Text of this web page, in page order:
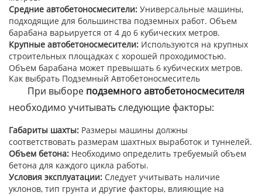
Средние автобетоносмесители: Универсальные машины,
подходящие для большинства подземных работ. Объем
барабана варьируется от 4 до 6 кубических метров.
Крупные автобетоносмесители: Используются на крупных
строительных площадках с хорошей проходимостью.
Объем барабана может превышать 6 кубических метров.
Как выбрать Подземный Автобетоносмеситель
При выборе подземного автобетоносмесителя
необходимо учитывать следующие факторы:
Габариты шахты: Размеры машины должны
соответствовать размерам шахтных выработок и туннелей.
Объем бетона: Необходимо определить требуемый объем
бетона для каждого цикла работы.
Условия эксплуатации: Следует учитывать наличие
уклонов, тип грунта и другие факторы, влияющие на